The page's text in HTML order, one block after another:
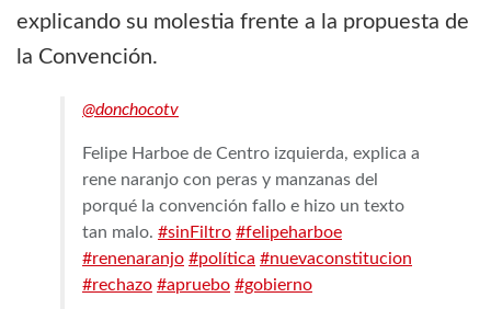
explicando su molestia frente a la propuesta de
la Convención.
@donchocotv
Felipe Harboe de Centro izquierda, explica a
rene naranjo con peras y manzanas del
porqué la convención fallo e hizo un texto
tan malo. #sinFiltro #felipeharboe
#renenaranjo #política #nuevaconstitucion
#rechazo #apruebo #gobierno